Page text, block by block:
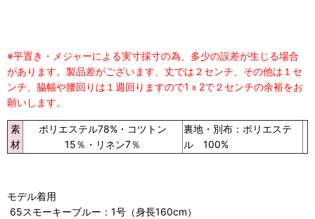
※平置き・メジャーによる実寸採寸の為、多少の誤差が生じる場合
があります。製品差がございます、丈では２センチ、その他は１セ
ンチ、脇幅や腰回りは１週回りますので1ｘ2で２センチの余裕をお
願いします。
素
材
ポリエステル78%・コツトン
15％・リネン7％
裏地・別布： ポリエステ
ル 100%
モデル着用
65スモーキーブルー：1号（身長160cm）